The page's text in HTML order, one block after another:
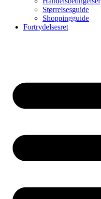
Størrelsesguide
Shoppingguide
Fortrydelsesret